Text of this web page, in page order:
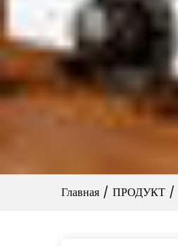
Главная / ПРОДУКТ /